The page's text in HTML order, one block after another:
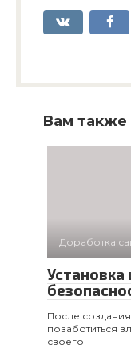
Вам
Доработка
Установка
После
позаботиться
своего